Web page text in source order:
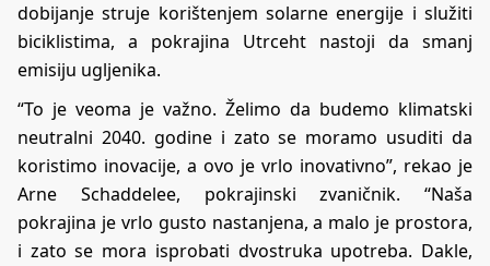
dobijanje struje korištenjem solarne energije i služiti
biciklistima, a pokrajina Utrceht nastoji da smanj
emisiju ugljenika.
“To je veoma je važno. Želimo da budemo klimatski
neutralni 2040. godine i zato se moramo usuditi da
koristimo inovacije, a ovo je vrlo inovativno”, rekao je
Arne Schaddelee, pokrajinski zvaničnik. “Naša
pokrajina je vrlo gusto nastanjena, a malo je prostora,
i zato se mora isprobati dvostruka upotreba. Dakle,